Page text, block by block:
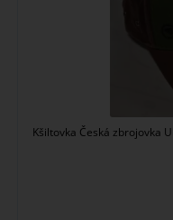
Kšiltovka Česká zbrojovka